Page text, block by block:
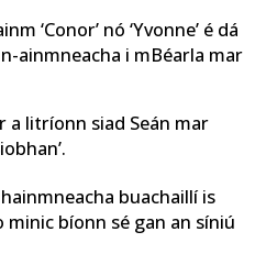
‘Conor’ nó ‘Yvonne’ é dá
ainmneacha i mBéarla mar
a litríonn siad Seán mar
buachaillí is
bíonn sé gan an síniú